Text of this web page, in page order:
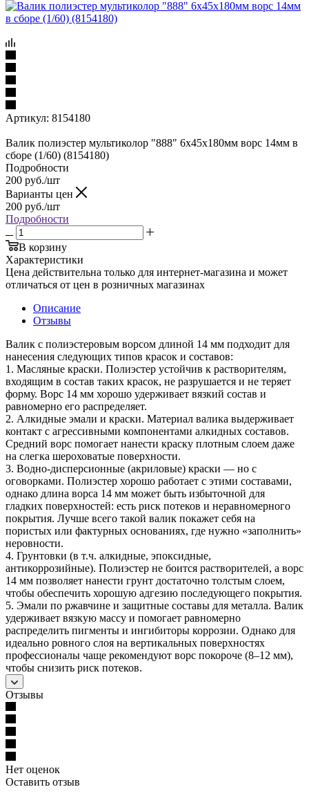
Артикул: 8154180
Валик полиэстер мультиколор "888" 6х45х180мм ворс 14мм в
сборе (1/60) (8154180)
Подробности
200 руб./шт
Варианты цен
200 руб./шт
Подробности
В корзину
Характеристики
Цена действительна только для интернет-магазина и может
отличаться от цен в розничных магазинах
Описание
Отзывы
Валик с полиэстеровым ворсом длиной 14 мм подходит для
нанесения следующих типов красок и составов:
1. Масляные краски. Полиэстер устойчив к растворителям,
входящим в состав таких красок, не разрушается и не теряет
форму. Ворс 14 мм хорошо удерживает вязкий состав и
равномерно его распределяет.
2. Алкидные эмали и краски. Материал валика выдерживает
контакт с агрессивными компонентами алкидных составов.
Средний ворс помогает нанести краску плотным слоем даже
на слегка шероховатые поверхности.
3. Водно‑дисперсионные (акриловые) краски — но с
оговорками. Полиэстер хорошо работает с этими составами,
однако длина ворса 14 мм может быть избыточной для
гладких поверхностей: есть риск потеков и неравномерного
покрытия. Лучше всего такой валик покажет себя на
пористых или фактурных основаниях, где нужно «заполнить»
неровности.
4. Грунтовки (в т.ч. алкидные, эпоксидные,
антикоррозийные). Полиэстер не боится растворителей, а ворс
14 мм позволяет нанести грунт достаточно толстым слоем,
чтобы обеспечить хорошую адгезию последующего покрытия.
5. Эмали по ржавчине и защитные составы для металла. Валик
удерживает вязкую массу и помогает равномерно
распределить пигменты и ингибиторы коррозии. Однако для
идеально ровного слоя на вертикальных поверхностях
профессионалы чаще рекомендуют ворс покороче (8–12 мм),
чтобы снизить риск потеков.
Отзывы
Нет оценок
Оставить отзыв